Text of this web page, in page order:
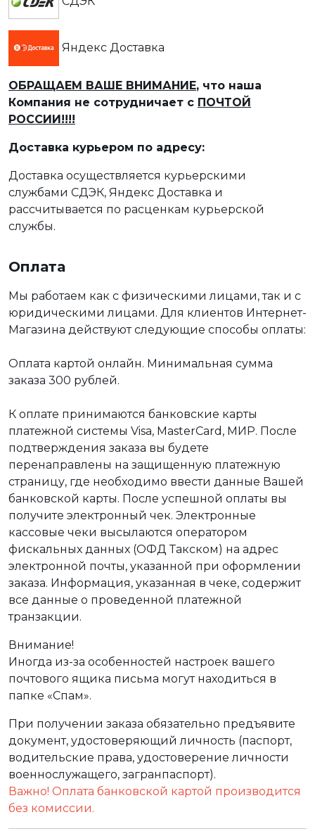
Яндекс Доставка
ОБРАЩАЕМ ВАШЕ ВНИМАНИЕ, что наша
Компания не сотрудничает с ПОЧТОЙ
РОССИИ!!!!
Доставка курьером по адресу:
Доставка осуществляется курьерскими
службами СДЭК, Яндекс Доставка и
рассчитывается по расценкам курьерской
службы.
Оплата
Мы работаем как с физическими лицами, так и с
юридическими лицами. Для клиентов Интернет-
Магазина действуют следующие способы оплаты:
Оплата картой онлайн. Минимальная сумма
заказа 300 рублей.
К оплате принимаются банковские карты
платежной системы Visa, MasterCard, МИР. После
подтверждения заказа вы будете
перенаправлены на защищенную платежную
страницу, где необходимо ввести данные Вашей
банковской карты. После успешной оплаты вы
получите электронный чек. Электронные
кассовые чеки высылаются оператором
фискальных данных (ОФД Такском) на адрес
электронной почты, указанной при оформлении
заказа. Информация, указанная в чеке, содержит
все данные о проведенной платежной
транзакции.
Внимание!
Иногда из-за особенностей настроек вашего
почтового ящика письма могут находиться в
папке «Спам».
При получении заказа обязательно предъявите
документ, удостоверяющий личность (паспорт,
водительские права, удостоверение личности
военнослужащего, загранпаспорт).
Важно! Оплата банковской картой производится
без комиссии.